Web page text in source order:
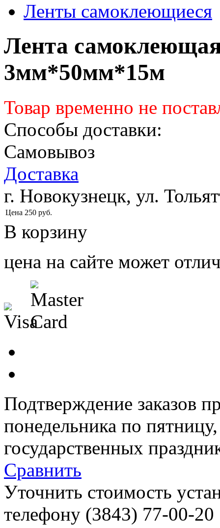
Ленты самоклеющиеся
Лента
3мм*50мм*15м
Товар временно не
Способы доставки:
Самовывоз
Доставка
г. Новокузнецк, ул.
Цена 250 руб.
В корзину
цена на сайте может
Подтверждение заказов
понедельника по
государственных
Сравнить
Уточнить стоимость
телефону (3843) 77-00-20